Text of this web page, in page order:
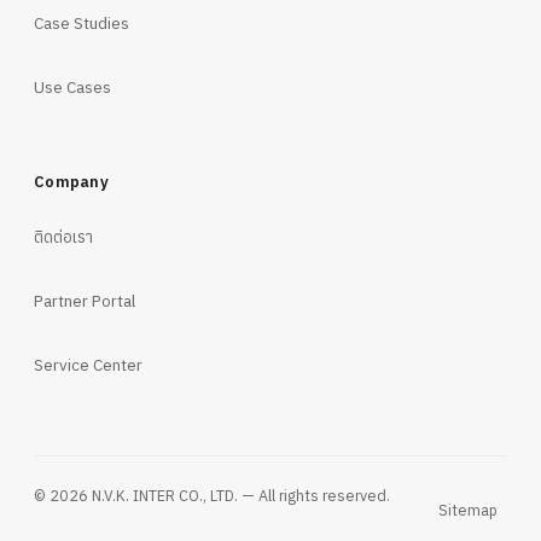
Case Studies
Use Cases
Company
ติดต่อเรา
Partner Portal
Service Center
© 2026 N.V.K. INTER CO., LTD. — All rights reserved.
Sitemap